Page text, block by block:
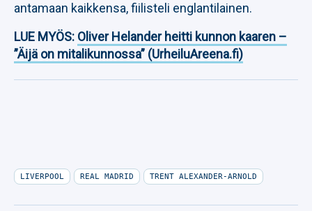
antamaan kaikkensa, fiilisteli englantilainen.
LUE MYÖS: Oliver Helander heitti kunnon kaaren –
”Äijä on mitalikunnossa” (UrheiluAreena.fi)
LIVERPOOL REAL MADRID TRENT ALEXANDER-ARNOLD